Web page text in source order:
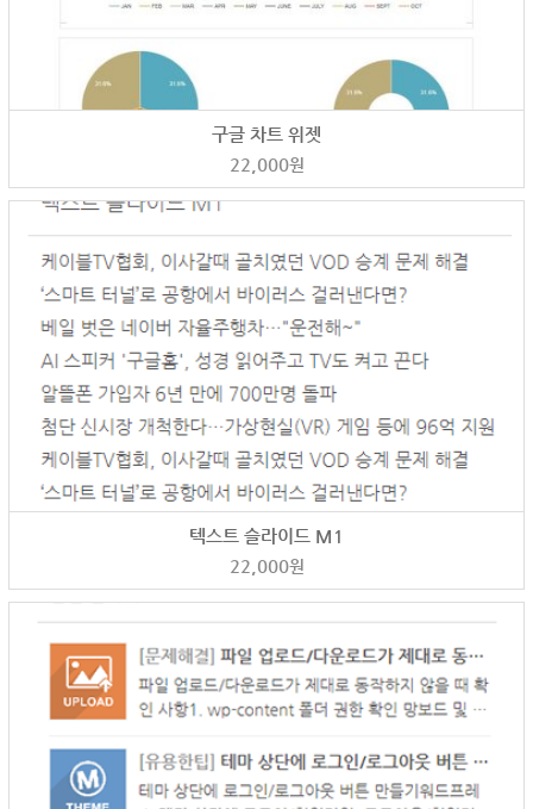
구글 차트 위젯
22,000원
텍스트 슬라이드 M1
22,000원